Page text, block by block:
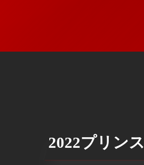
2022プリン